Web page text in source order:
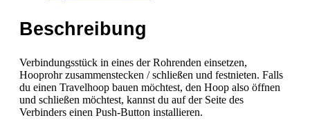
Beschreibung
Verbindungsstück in eines der Rohrenden einsetzen,
Hooprohr zusammenstecken / schließen und festnieten. Falls
du einen Travelhoop bauen möchtest, den Hoop also öffnen
und schließen möchtest, kannst du auf der Seite des
Verbinders einen Push-Button installieren.